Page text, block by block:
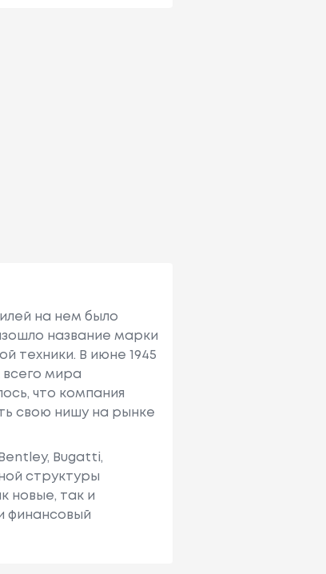
на нем было
название марки
техники. В июне 1945
всего мира
что компания
свою нишу на рынке
Bugatti,
структуры
новые, так и
финансовый